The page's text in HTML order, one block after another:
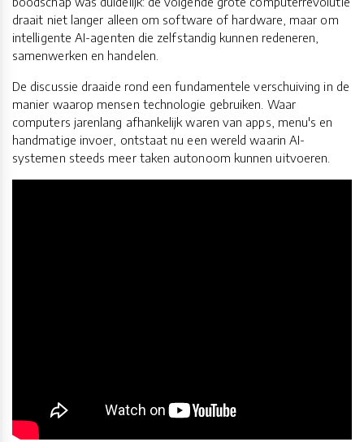
draait niet langer alleen om software of hardware, maar om
intelligente AI-agenten die zelfstandig kunnen redeneren,
samenwerken en handelen.
De discussie draaide rond een fundamentele verschuiving in de
manier waarop mensen technologie gebruiken. Waar
computers jarenlang afhankelijk waren van apps, menu's en
handmatige invoer, ontstaat nu een wereld waarin AI-
systemen steeds meer taken autonoom kunnen uitvoeren.